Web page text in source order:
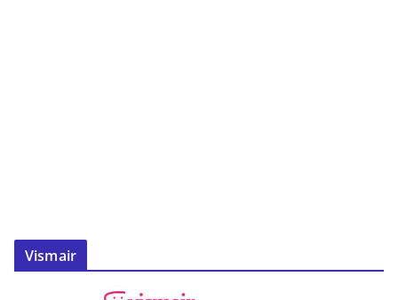
Vismair